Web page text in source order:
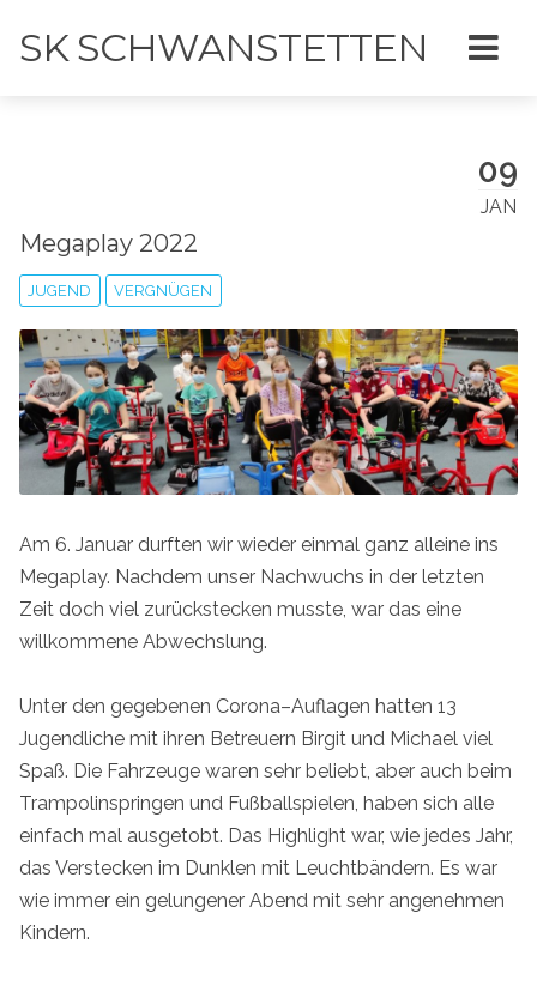
SK SCHWANSTETTEN
09
JAN
Megaplay 2022
JUGEND VERGNÜGEN
Am 6. Januar durften wir wieder einmal ganz alleine ins
Megaplay. Nachdem unser Nachwuchs in der letzten
Zeit doch viel zurückstecken musste, war das eine
willkommene Abwechslung.
Unter den gegebenen Corona–Auflagen hatten 13
Jugendliche mit ihren Betreuern Birgit und Michael viel
Spaß. Die Fahrzeuge waren sehr beliebt, aber auch beim
Trampolinspringen und Fußballspielen, haben sich alle
einfach mal ausgetobt. Das Highlight war, wie jedes Jahr,
das Verstecken im Dunklen mit Leuchtbändern. Es war
wie immer ein gelungener Abend mit sehr angenehmen
Kindern.